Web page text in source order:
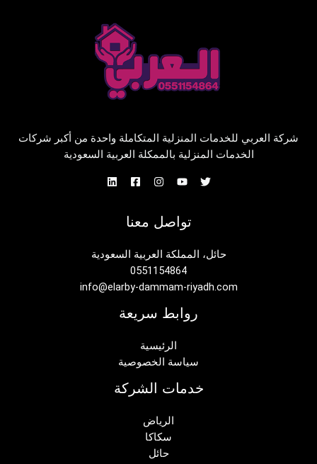
شركة العربي للخدمات المنزلية المتكاملة واحدة من أكبر شركات
الخدمات المنزلية بالممكلة العربية السعودية
تواصل معنا
حائل، المملكة العربية السعودية
0551154864
info@elarby-dammam-riyadh.com
روابط سريعة
الرئيسية
سياسة الخصوصية
خدمات الشركة
الرياض
سكاكا
حائل